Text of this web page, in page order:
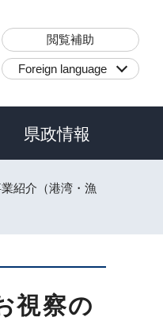
閲覧補助
Foreign language
県政情報
紹介（港湾・漁
視察の